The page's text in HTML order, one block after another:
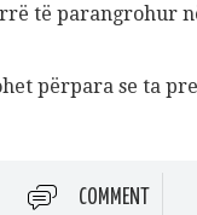
të parangrohur
përpara se ta
COMMENT